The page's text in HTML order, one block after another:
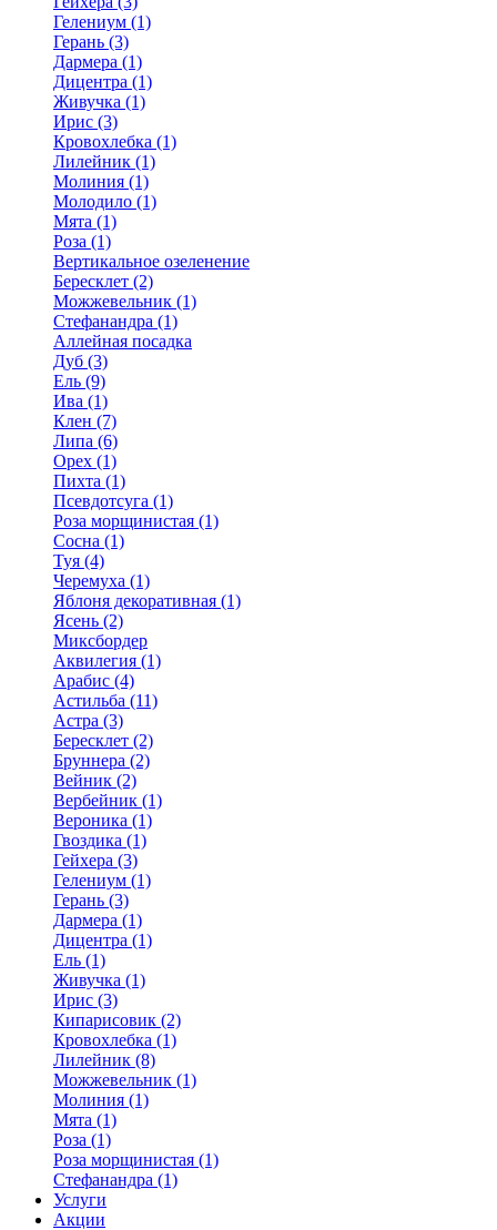
Гелениум (1)
Герань (3)
Дармера (1)
Дицентра (1)
Живучка (1)
Ирис (3)
Кровохлебка (1)
Лилейник (1)
Молиния (1)
Молодило (1)
Мята (1)
Роза (1)
Вертикальное озеленение
Бересклет (2)
Можжевельник (1)
Стефанандра (1)
Аллейная посадка
Дуб (3)
Ель (9)
Ива (1)
Клен (7)
Липа (6)
Орех (1)
Пихта (1)
Псевдотсуга (1)
Роза морщинистая (1)
Сосна (1)
Туя (4)
Черемуха (1)
Яблоня декоративная (1)
Ясень (2)
Миксбордер
Аквилегия (1)
Арабис (4)
Астильба (11)
Астра (3)
Бересклет (2)
Бруннера (2)
Вейник (2)
Вербейник (1)
Вероника (1)
Гвоздика (1)
Гейхера (3)
Гелениум (1)
Герань (3)
Дармера (1)
Дицентра (1)
Ель (1)
Живучка (1)
Ирис (3)
Кипарисовик (2)
Кровохлебка (1)
Лилейник (8)
Можжевельник (1)
Молиния (1)
Мята (1)
Роза (1)
Роза морщинистая (1)
Стефанандра (1)
Услуги
Акции